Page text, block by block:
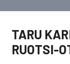
TARU
RUOTSI-